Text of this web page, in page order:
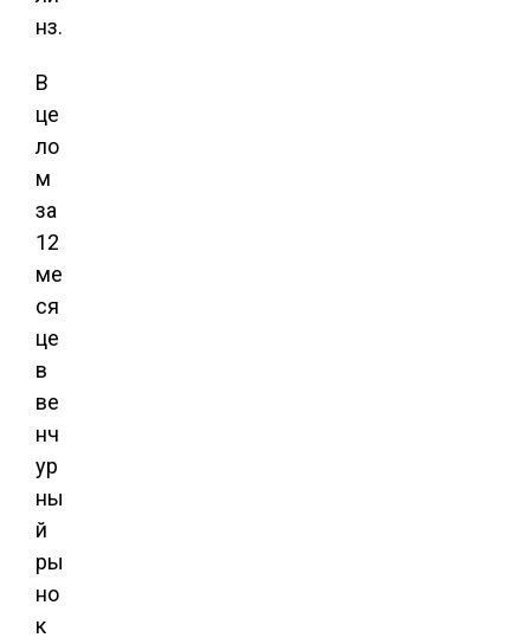
нз.
В
це
ло
м
за
12
ме
ся
це
в
ве
нч
ур
ны
й
ры
но
к